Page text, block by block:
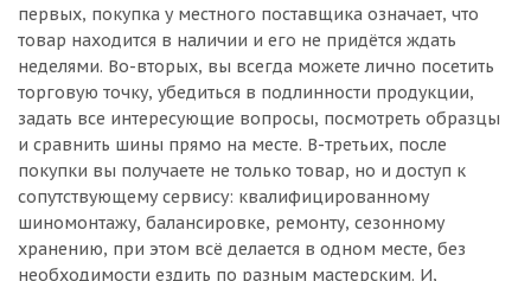
первых, покупка у местного поставщика означает, что
товар находится в наличии и его не придётся ждать
неделями. Во-вторых, вы всегда можете лично посетить
торговую точку, убедиться в подлинности продукции,
задать все интересующие вопросы, посмотреть образцы
и сравнить шины прямо на месте. В-третьих, после
покупки вы получаете не только товар, но и доступ к
сопутствующему сервису: квалифицированному
шиномонтажу, балансировке, ремонту, сезонному
хранению, при этом всё делается в одном месте, без
необходимости ездить по разным мастерским. И,